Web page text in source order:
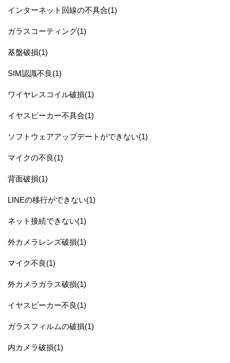
インターネット回線の不具合(1)
ガラスコーティング(1)
基盤破損(1)
SIM認識不良(1)
ワイヤレスコイル破損(1)
イヤスピーカー不具合(1)
ソフトウェアアップデートができない(1)
マイクの不良(1)
背面破損(1)
LINEの移行ができない(1)
ネット接続できない(1)
外カメラレンズ破損(1)
マイク不良(1)
外カメラガラス破損(1)
イヤスピーカー不良(1)
ガラスフィルムの破損(1)
内カメラ破損(1)